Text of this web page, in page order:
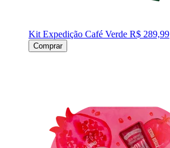
Kit Expedição Café Verde R$ 289,99
Comprar